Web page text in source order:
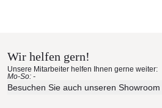
Wir helfen gern!
Unsere Mitarbeiter helfen Ihnen gerne weiter:
Mo-So: -
Besuchen Sie auch unseren Showroom